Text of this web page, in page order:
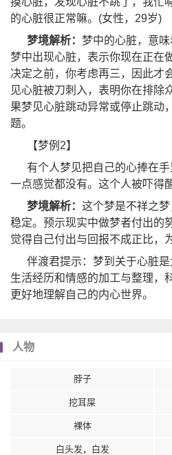
的心脏很正常嘛。(女性，29岁)
梦境解析： 梦中的心脏，意
梦中出现心脏，表示你现在正在
决定之前，你考虑再三，因此才
见心脏被刀刺入，表明你在排除
果梦见心脏跳动异常或停止跳动
题。
【梦例2】
有个人梦见把自己的心捧在
一点感觉都没有。这个人被吓得
梦境解析： 这个梦是不祥之
稳定。预示现实中做梦者付出的
觉得自己付出与回报不成正比，
伴渡君提示：梦到关于心脏
生活经历和情感的加工与整理，
更好地理解自己的内心世界。
人物
脖子
挖耳屎
裸体
白头发，白发